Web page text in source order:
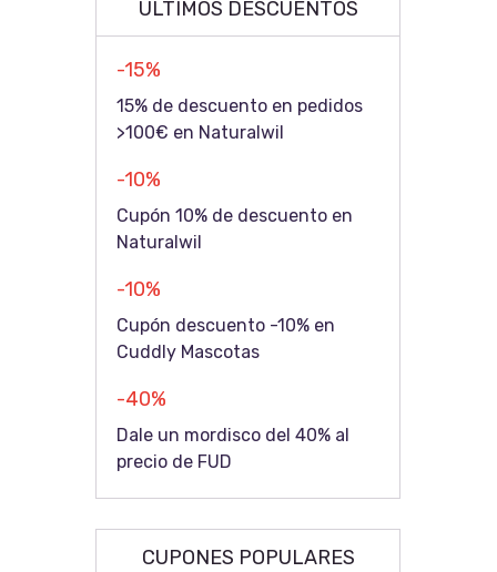
ÚLTIMOS DESCUENTOS
-15%
15% de descuento en pedidos
>100€ en Naturalwil
-10%
Cupón 10% de descuento en
Naturalwil
-10%
Cupón descuento -10% en
Cuddly Mascotas
-40%
Dale un mordisco del 40% al
precio de FUD
CUPONES POPULARES